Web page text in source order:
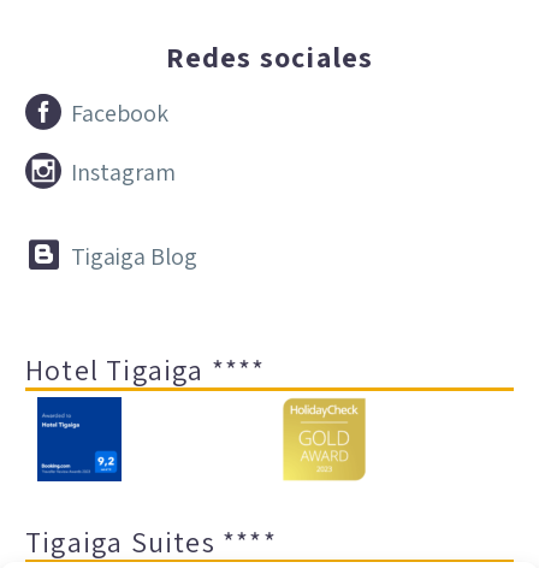
Redes sociales

 Facebook

 Instagram

 Tigaiga Blog
Hotel Tigaiga ****
Tigaiga Suites ****